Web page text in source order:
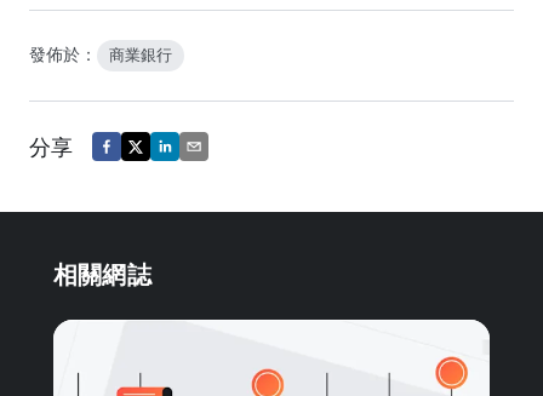
發佈於： 商業銀行
分享
相關網誌